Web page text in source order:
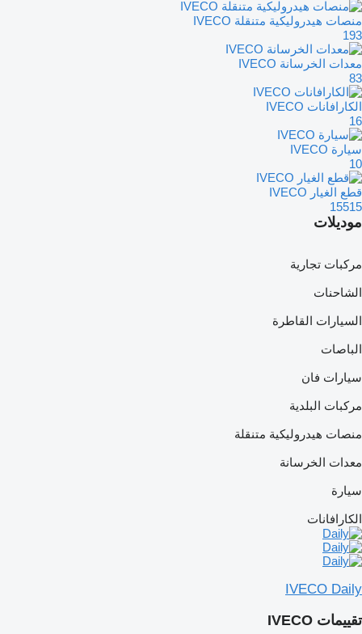
منصات هيدروليكية متنقلة IVECO
193
معدات الخرسانة IVECO
83
الكارافانات IVECO
16
سيارة IVECO
10
قطع الغيار IVECO
15515
موديلات
مركبات تجارية
الشاحنات
السيارات القاطرة
الباصات
سيارات فان
مركبات البلدية
منصات هيدروليكية متنقلة
معدات الخرسانة
سيارة
الكارافانات
IVECO Daily
تقييمات IVECO